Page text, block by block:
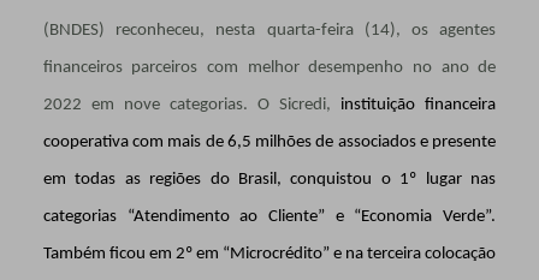
(BNDES) reconheceu, nesta quarta-feira (14), os agentes
financeiros parceiros com melhor desempenho no ano de
2022 em nove categorias. O Sicredi, instituição financeira
cooperativa com mais de 6,5 milhões de associados e presente
em todas as regiões do Brasil, conquistou o 1º lugar nas
categorias “Atendimento ao Cliente” e “Economia Verde”.
Também ficou em 2º em “Microcrédito” e na terceira colocação